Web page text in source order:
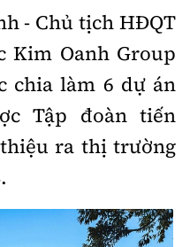
- Chủ tịch HĐQT
Kim Oanh Group
chia làm 6 dự án
Tập đoàn tiến
ra thị trường